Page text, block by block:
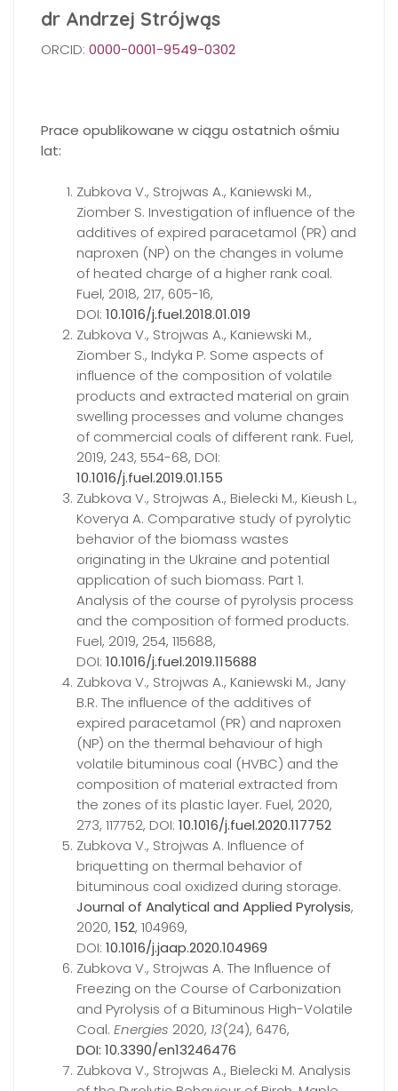
dr Andrzej Strójwąs
ORCID: 0000-0001-9549-0302
Prace opublikowane w ciągu ostatnich ośmiu
lat:
Zubkova V., Strojwas A., Kaniewski M.,
Ziomber S. Investigation of influence of the
additives of expired paracetamol (PR) and
naproxen (NP) on the changes in volume
of heated charge of a higher rank coal.
Fuel, 2018, 217, 605-16,
DOI: 10.1016/j.fuel.2018.01.019
Zubkova V., Strojwas A., Kaniewski M.,
Ziomber S., Indyka P. Some aspects of
influence of the composition of volatile
products and extracted material on grain
swelling processes and volume changes
of commercial coals of different rank. Fuel,
2019, 243, 554-68, DOI:
10.1016/j.fuel.2019.01.155
Zubkova V., Strojwas A., Bielecki M., Kieush L.,
Koverya A. Comparative study of pyrolytic
behavior of the biomass wastes
originating in the Ukraine and potential
application of such biomass. Part 1.
Analysis of the course of pyrolysis process
and the composition of formed products.
Fuel, 2019, 254, 115688,
DOI: 10.1016/j.fuel.2019.115688
Zubkova V., Strojwas A., Kaniewski M., Jany
B.R. The influence of the additives of
expired paracetamol (PR) and naproxen
(NP) on the thermal behaviour of high
volatile bituminous coal (HVBC) and the
composition of material extracted from
the zones of its plastic layer. Fuel, 2020,
273, 117752, DOI: 10.1016/j.fuel.2020.117752
Zubkova V., Strojwas A. Influence of
briquetting on thermal behavior of
bituminous coal oxidized during storage.
Journal of Analytical and Applied Pyrolysis,
2020, 152, 104969,
DOI: 10.1016/j.jaap.2020.104969
Zubkova V., Strojwas A. The Influence of
Freezing on the Course of Carbonization
and Pyrolysis of a Bituminous High-Volatile
Coal. Energies 2020, 13(24), 6476,
DOI: 10.3390/en13246476
Zubkova V., Strojwas A., Bielecki M. Analysis